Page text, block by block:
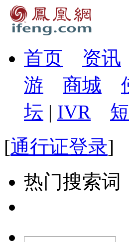
首页 资讯
游
商城
坛 | IVR
[通行证登录]
热门搜索词